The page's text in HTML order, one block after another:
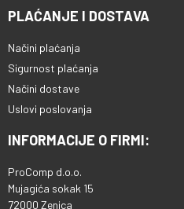
PLAĆANJE I DOSTAVA
Načini plaćanja
Sigurnost plaćanja
Načini dostave
Uslovi poslovanja
INFORMACIJE O FIRMI:
ProComp d.o.o.
Mujagića sokak 15
72000 Zenica